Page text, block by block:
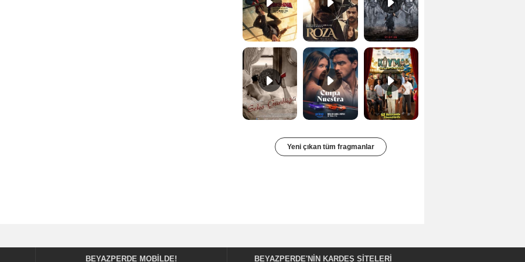
Bir Kadının Seks Günlüğü Orijinal Fragman Culpa nuestra Teaser Kıyma Fragman
Yeni çıkan tüm fragmanlar
BEYAZPERDE MOBILDE! BEYAZPERDE'NIN KARDEŞ SİTELERİ